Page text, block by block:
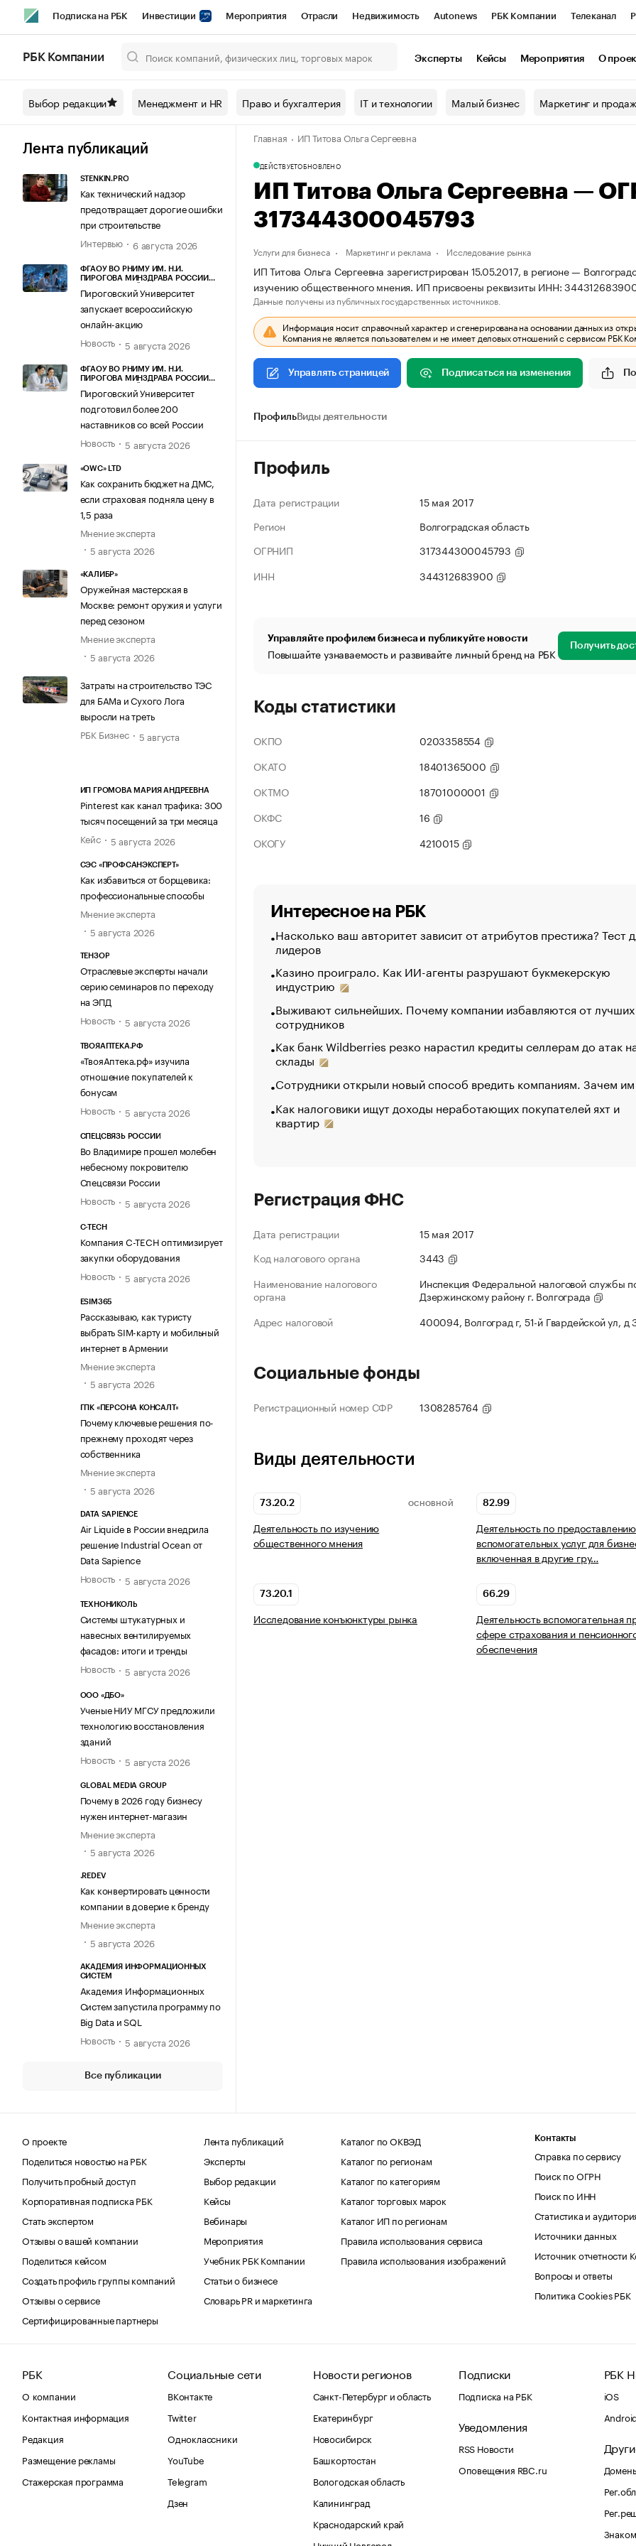
Подписка на РБК Инвестиции Мероприятия Отрасли Недвижимость Autonews РБК Компании Телеканал
Спецпроекты СПб Конференции СПб Спецпроекты Проверка контрагентов
Технологии и медиа Рынок наличной валюты
РБК Компании Эксперты Кейсы Мероприятия О
Выбор редакции Менеджмент и HR Право и бухгалтерия IT и технологии Малый бизнес Маркетинг и
Лента публикаций
STENKIN.PRO
Как технический надзор
предотвращает дорогие ошибки
при строительстве
Интервью
6 августа 2026
ФГАОУ ВО РНИМУ ИМ. Н.И.
ПИРОГОВА МИНЗДРАВА РОССИИ
Пироговский Университет
запускает всероссийскую
онлайн-акцию
Новость
5 августа 2026
ФГАОУ ВО РНИМУ ИМ. Н.И.
ПИРОГОВА МИНЗДРАВА РОССИИ
Пироговский Университет
подготовил более 200
наставников со всей России
Новость
5 августа 2026
«OWC» LTD
Как сохранить бюджет на ДМС,
если страховая подняла цену в
1,5 раза
Мнение эксперта
5 августа 2026
«КАЛИБР»
Оружейная мастерская в
Москве: ремонт оружия и услуги
перед сезоном
Мнение эксперта
5 августа 2026
Затраты на строительство ТЭС
для БАМа и Сухого Лога
выросли на треть
РБК Бизнес
5 августа
ИП ГРОМОВА МАРИЯ АНДРЕЕВНА
Pinterest как канал трафика: 300
тысяч посещений за три месяца
Кейс
5 августа 2026
СЭС «ПРОФСАНЭКСПЕРТ»
Как избавиться от борщевика:
профессиональные способы
Мнение эксперта
5 августа 2026
ТЕНЗОР
Отраслевые эксперты начали
серию семинаров по переходу
на ЭПД
Новость
5 августа 2026
ТВОЯАПТЕКА.РФ
«ТвояАптека.рф» изучила
отношение покупателей к
бонусам
Новость
5 августа 2026
СПЕЦСВЯЗЬ РОССИИ
Во Владимире прошел молебен
небесному покровителю
Спецсвязи России
Новость
5 августа 2026
C-TECH
Компания C-TECH оптимизирует
закупки оборудования
Новость
5 августа 2026
ESIM365
Рассказываю, как туристу
выбрать SIM-карту и мобильный
интернет в Армении
Мнение эксперта
5 августа 2026
ГПК «ПЕРСОНА КОНСАЛТ»
Почему ключевые решения по-
прежнему проходят через
собственника
Мнение эксперта
5 августа 2026
DATA SAPIENCE
Air Liquide в России внедрила
решение Industrial Ocean от
Data Sapience
Новость
5 августа 2026
ТЕХНОНИКОЛЬ
Системы штукатурных и
навесных вентилируемых
фасадов: итоги и тренды
Новость
5 августа 2026
ООО «ДБО»
Ученые НИУ МГСУ предложили
технологию восстановления
зданий
Новость
5 августа 2026
GLOBAL MEDIA GROUP
Почему в 2026 году бизнесу
нужен интернет-магазин
Мнение эксперта
5 августа 2026
.REDEV
Как конвертировать ценности
компании в доверие к бренду
Мнение эксперта
5 августа 2026
АКАДЕМИЯ ИНФОРМАЦИОННЫХ
СИСТЕМ
Академия Информационных
Систем запустила программу по
Big Data и SQL
Новость
5 августа 2026
Все публикации
Главная ИП Титова Ольга Сергеевна
ДЕЙСТВУЕТОБНОВЛЕНО
ИП Титова Ольга Сергеевна —
317344300045793
Услуги для бизнеса Маркетинг и реклама Исследование рынка
ИП Титова Ольга Сергеевна зарегистрирован 15.05.2017, в регионе —
изучению общественного мнения. ИП присвоены реквизиты ИНН:
Данные получены из публичных государственных источников.
Информация носит справочный характер и сгенерирована на основании данных из
Компания не является пользователем и не имеет деловых отношений с сервисом РБК
Управлять страницей Подписаться на изменения
ПрофильВиды деятельности
Профиль
Дата регистрации
15 мая 2017
Регион
Волгоградская область
ОГРНИП
317344300045793
ИНН
344312683900
Управляйте профилем бизнеса и публикуйте новости
Повышайте узнаваемость и развивайте личный бренд на РБК Получить
Коды статистики
ОКПО
0203358554
ОКАТО
18401365000
ОКТМО
18701000001
ОКФС
16
ОКОГУ
4210015
Интересное на РБК
Насколько ваш авторитет зависит от атрибутов престижа? Тест
лидеров
Казино проиграло. Как ИИ-агенты разрушают букмекерскую
индустрию
Выживают сильнейших. Почему компании избавляются от лучших
сотрудников
Как банк Wildberries резко нарастил кредиты селлерам до атак
склады
Сотрудники открыли новый способ вредить компаниям. Зачем
Как налоговики ищут доходы неработающих покупателей яхт и
квартир
Регистрация ФНС
Дата регистрации
15 мая 2017
Код налогового органа
3443
Наименование налогового
органа
Инспекция Федеральной налоговой службы
Дзержинскому району г. Волгограда
Адрес налоговой
400094, Волгоград г, 51-й Гвардейской ул, д
Социальные фонды
Регистрационный номер СФР 1308285764
Виды деятельности
73.20.2 ОСНОВНОЙ
Деятельность по изучению
общественного мнения
82.99
Деятельность по
вспомогательных услуг для
включенная в другие гру…
73.20.1
Исследование конъюнктуры рынка
66.29
Деятельность вспомогательная
сфере страхования и
обеспечения
О проекте
Поделиться новостью на РБК
Получить пробный доступ
Корпоративная подписка РБК
Стать экспертом
Отзывы о вашей компании
Поделиться кейсом
Создать профиль группы компаний
Отзывы о сервисе
Сертифицированные партнеры
Лента публикаций
Эксперты
Выбор редакции
Кейсы
Вебинары
Мероприятия
Учебник РБК Компании
Статьи о бизнесе
Словарь PR и маркетинга
Каталог по ОКВЭД
Каталог по регионам
Каталог по категориям
Каталог торговых марок
Каталог ИП по регионам
Правила использования сервиса
Правила использования изображений
Контакты
Справка по сервису
Поиск по ОГРН
Поиск по ИНН
Статистика и
Источники данных
Источник отчетности
Вопросы и ответы
Политика Cookies РБК
РБК
О компании
Контактная информация
Редакция
Размещение рекламы
Стажерская программа
Социальные сети
ВКонтакте
Twitter
Одноклассники
YouTube
Telegram
Дзен
Новости регионов
Санкт-Петербург и область
Екатеринбург
Новосибирск
Башкортостан
Вологодская область
Калининград
Краснодарский край
Подписки
Подписка на РБК
Уведомления
RSS Новости
Оповещения RBC.ru
РБК
iOS